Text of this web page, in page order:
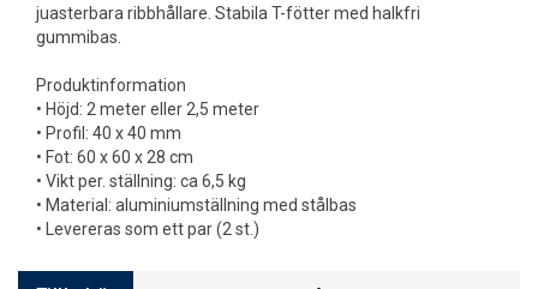
juasterbara ribbhållare. Stabila T-fötter med halkfri
gummibas.
Produktinformation
• Höjd: 2 meter eller 2,5 meter
• Profil: 40 x 40 mm
• Fot: 60 x 60 x 28 cm
• Vikt per. ställning: ca 6,5 kg
• Material: aluminiumställning med stålbas
• Levereras som ett par (2 st.)